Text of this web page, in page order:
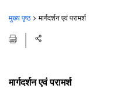
मुख्य पृष्ठ मार्गदर्शन एवं परामर्श
मार्गदर्शन एवं परामर्श